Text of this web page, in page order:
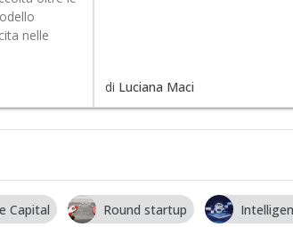
nelle
di Luciana Maci
Capital Round startup